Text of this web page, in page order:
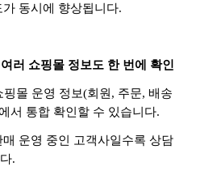
동시에 향상됩니다.
러 쇼핑몰 정보도 한 번에 확인
핑몰 운영 정보(회원, 주문, 배송
서 통합 확인할 수 있습니다.
운영 중인 고객사일수록 상담
.